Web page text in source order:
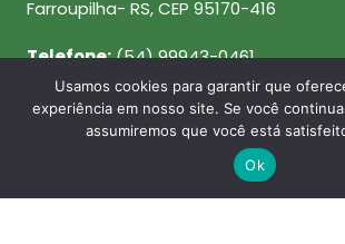
Farroupilha- RS, CEP 95170-416
Telefone:(54) 99943-0461
Email:julio@agenterecicla.com
Usamos cookies para garantir que
experiência em nosso site. Se você
assumiremos que você está
Ok